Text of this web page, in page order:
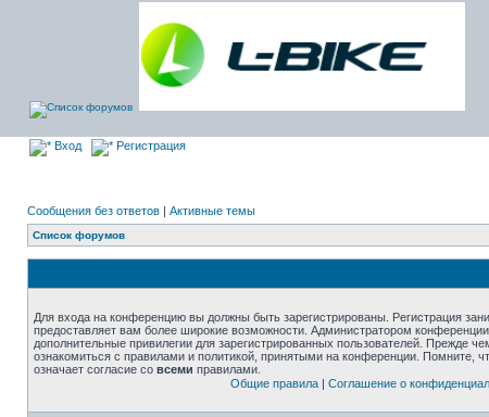
Вход Регистрация
Сообщения без ответов | Активные темы
Список форумов
Для входа на конференцию вы должны быть зарегистрированы. Регистрация
предоставляет вам более широкие возможности. Администратором
дополнительные привилегии для зарегистрированных пользователей. Прежде
ознакомиться с правилами и политикой, принятыми на конференции. Помните,
означает согласие со всеми правилами.
Общие правила| Соглашение о